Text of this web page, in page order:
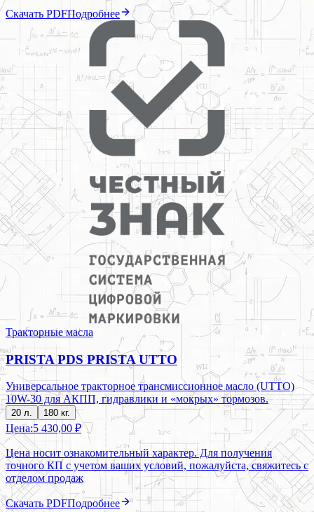
Скачать PDFПодробнее
Тракторные масла
PRISTA PDS PRISTA UTTO
Универсальное тракторное трансмиссионное масло (UTTO)
10W-30 для АКПП, гидравлики и «мокрых» тормозов.
20 л. 180 кг.
Цена:5 430,00 ₽
Цена носит ознакомительный характер. Для получения
точного КП с учетом ваших условий, пожалуйста, свяжитесь с
отделом продаж
Скачать PDFПодробнее